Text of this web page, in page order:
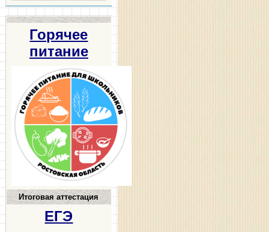
Горячее
питание
Итоговая аттестация
ЕГЭ